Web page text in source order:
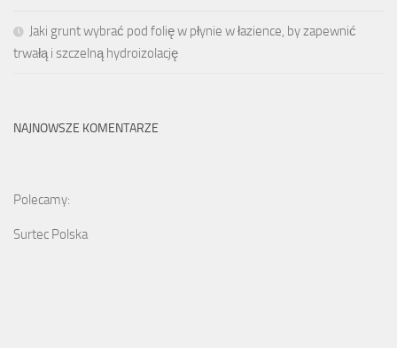
Jaki grunt wybrać pod folię w płynie w łazience, by zapewnić
trwałą i szczelną hydroizolację
NAJNOWSZE KOMENTARZE
Polecamy:
Surtec Polska